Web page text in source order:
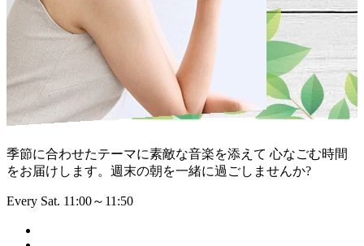
季節に合わせたテーマに素敵な音楽を添えて 心なごむ時間
をお届けします。週末の朝を一緒に過ごしませんか?
Every Sat. 11:00～11:50